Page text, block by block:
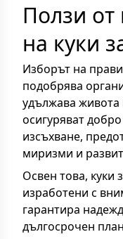
Ползи от
на куки
Изборът на
подобрява
удължава
осигуряват
изсъхване,
миризми и
Освен това, куки
изработени с
гарантира
дългосрочен